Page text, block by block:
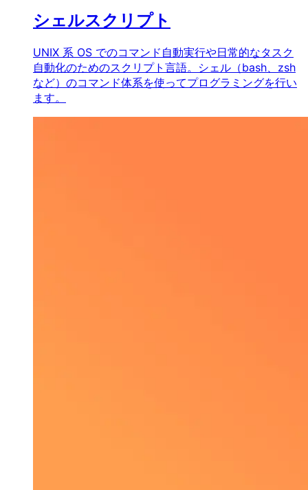
シェルスクリプト
UNIX 系 OS でのコマンド自動実行や日常的なタスク
自動化のためのスクリプト言語。シェル（bash、zsh
など）のコマンド体系を使ってプログラミングを行い
ます。